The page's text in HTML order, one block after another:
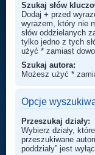
Szukaj słów
Dodaj + przed
wyrazem, który nie
słów oddzielanych
tylko jedno z tych
użyć * zamiast
Szukaj autora:
Możesz użyć *
Opcje
Przeszukaj działy:
Wybierz działy,
przeszukiwane
poddziały” jest